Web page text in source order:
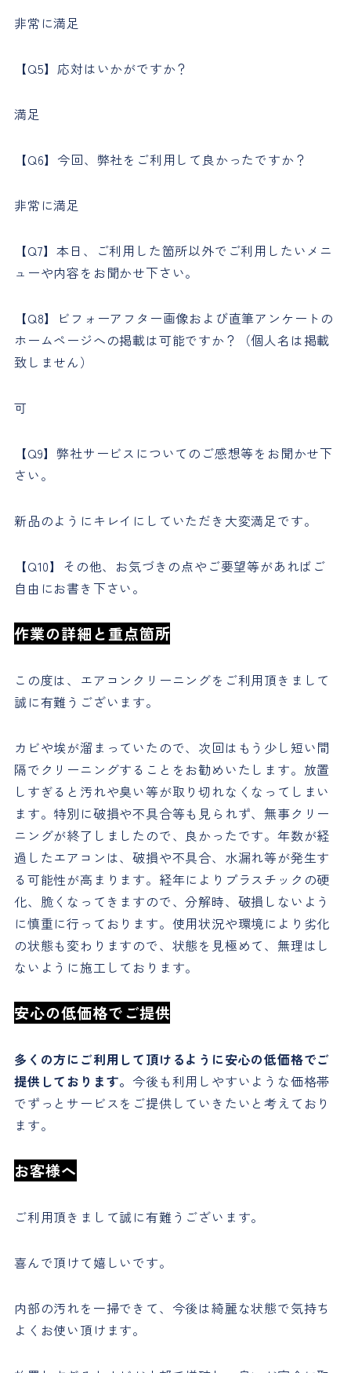
非常に満足
【Q5】応対はいかがですか？
満足
【Q6】今回、弊社をご利用して良かったですか？
非常に満足
【Q7】本日、ご利用した箇所以外でご利用したいメニ
ューや内容をお聞かせ下さい。
【Q8】ビフォーアフター画像および直筆アンケートの
ホームページへの掲載は可能ですか？（個人名は掲載
致しません）
可
【Q9】弊社サービスについてのご感想等をお聞かせ下
さい。
新品のようにキレイにしていただき大変満足です。
【Q10】その他、お気づきの点やご要望等があればご
自由にお書き下さい。
作業の詳細と重点箇所
この度は、エアコンクリーニングをご利用頂きまして
誠に有難うございます。
カビや埃が溜まっていたので、次回はもう少し短い間
隔でクリーニングすることをお勧めいたします。放置
しすぎると汚れや臭い等が取り切れなくなってしまい
ます。特別に破損や不具合等も見られず、無事クリー
ニングが終了しましたので、良かったです。年数が経
過したエアコンは、破損や不具合、水漏れ等が発生す
る可能性が高まります。経年によりプラスチックの硬
化、脆くなってきますので、分解時、破損しないよう
に慎重に行っております。使用状況や環境により劣化
の状態も変わりますので、状態を見極めて、無理はし
ないように施工しております。
安心の低価格でご提供
多くの方にご利用して頂けるように安心の低価格でご
提供しております。 今後も利用しやすいような価格帯
でずっとサービスをご提供していきたいと考えており
ます。
お客様へ
ご利用頂きまして誠に有難うございます。
喜んで頂けて嬉しいです。
内部の汚れを一掃できて、今後は綺麗な状態で気持ち
よくお使い頂けます。